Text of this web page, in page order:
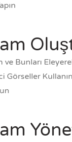
ve Bunları
Görseller Kullanın